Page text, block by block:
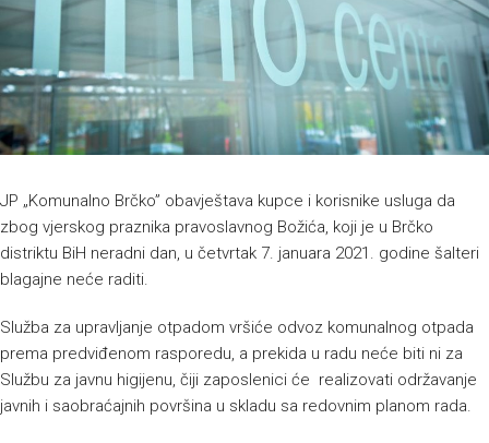
JP „Komunalno Brčko” obavještava kupce i korisnike usluga da
zbog vjerskog praznika pravoslavnog Božića, koji je u Brčko
distriktu BiH neradni dan, u četvrtak 7. januara 2021. godine šalteri
blagajne neće raditi.
Služba za upravljanje otpadom vršiće odvoz komunalnog otpada
prema predviđenom rasporedu, a prekida u radu neće biti ni za
Službu za javnu higijenu, čiji zaposlenici će realizovati održavanje
javnih i saobraćajnih površina u skladu sa redovnim planom rada.